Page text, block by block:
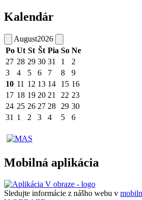
Kalendár
August2026
Po Ut St Št Pia So Ne
27 28 29 30 31 1
2
3
4 5 6 7 8
9
10 11 12 13 14 15 16
17 18 19 20 21 22 23
24 25 26 27 28 29 30
31 1 2 3 4 5 6
Mobilná aplikácia
Sledujte informácie z nášho webu v